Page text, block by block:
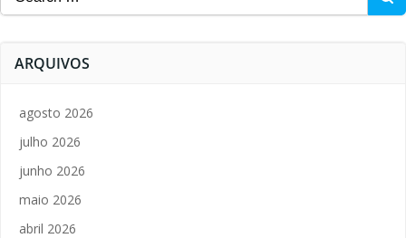
for:
ARQUIVOS
agosto 2026
julho 2026
junho 2026
maio 2026
abril 2026